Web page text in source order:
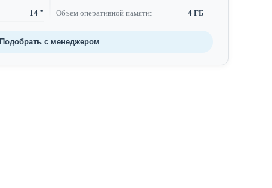
14 " Объем оперативной памяти: 4 ГБ
Подобрать с менеджером